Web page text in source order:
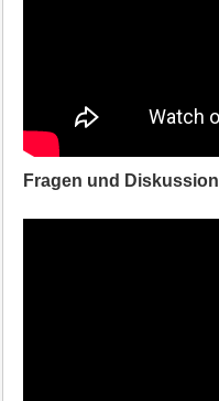
Fragen und Diskussion